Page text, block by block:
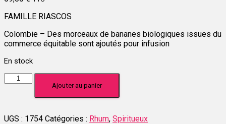
FAMILLE RIASCOS
Colombie – Des morceaux de bananes biologiques issues du
commerce équitable sont ajoutés pour infusion
En stock
quantité
de
-
Ajouter au panier
UGS : 1754 Catégories : Rhum, Spiritueux